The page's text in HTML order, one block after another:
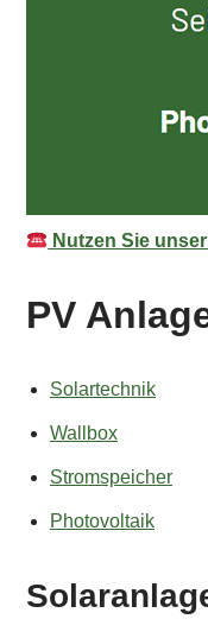
Nutzen Sie
PV
Solartechnik
Wallbox
Stromspeicher
Photovoltaik